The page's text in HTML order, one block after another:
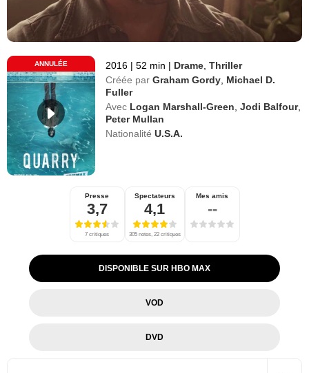
ANNULÉE 2016 | 52 min | Drame ,Thriller
Créée par Graham Gordy Michael D.
Fuller
Avec Logan Marshall-Green ,Jodi Balfour,
Peter Mullan
Nationalité U.S.A.
Presse
3,7
7 critiques
Spectateurs
4,1
305 notes, 22 critiques
Mes amis
--
DISPONIBLE SUR HBO MAX
VOD
DVD